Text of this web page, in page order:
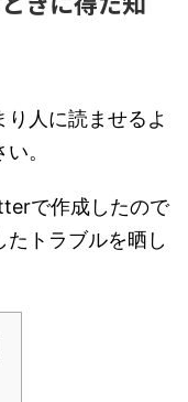
人に読ませるよ
。
で作成したので
トラブルを晒し